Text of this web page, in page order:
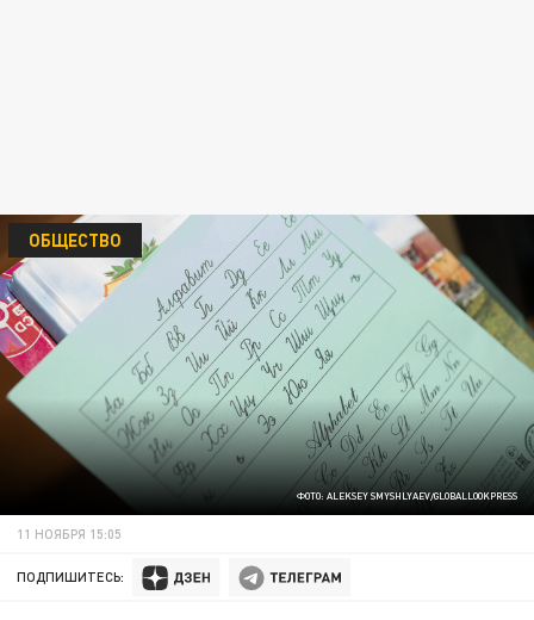
ФОТО: ALEKSEY SMYSHLYAEV/GLOBALLOOKPRESS
ОБЩЕСТВО
11 НОЯБРЯ 15:05
ПОДПИШИТЕСЬ: